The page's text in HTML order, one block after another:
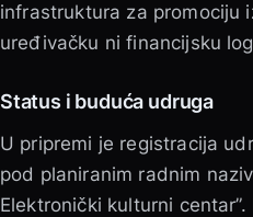
infrastruktura za promociju
uređivačku ni financijsku
Status i buduća udruga
U pripremi je registracija
pod planiranim radnim
Elektronički kulturni